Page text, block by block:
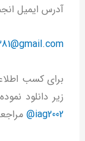
آدرس ایمیل
برای کسب
زیر دانلود
iag2002@